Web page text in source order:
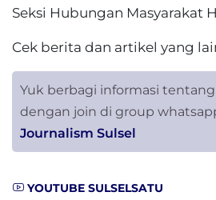
Seksi Hubungan Masyarakat
Cek berita dan artikel yang
Yuk berbagi informasi tentang
dengan join di group
Journalism Sulsel
YOUTUBE SULSELSATU